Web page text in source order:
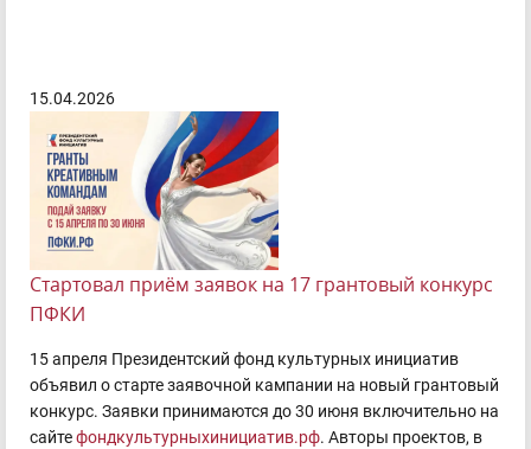
15.04.2026
Стартовал приём заявок на 17 грантовый конкурс
ПФКИ
15 апреля Президентский фонд культурных инициатив
объявил о старте заявочной кампании на новый грантовый
конкурс. Заявки принимаются до 30 июня включительно на
сайтефондкультурныхинициатив.рф. Авторы проектов, в